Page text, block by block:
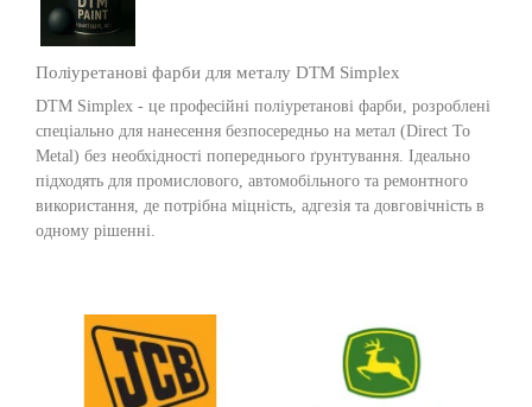
Поліуретанові фарби для металу DTM Simplex
DTM Simplex - це професійні поліуретанові фарби, розроблені
спеціально для нанесення безпосередньо на метал (Direct To
Metal) без необхідності попереднього ґрунтування. Ідеально
підходять для промислового, автомобільного та ремонтного
використання, де потрібна міцність, адгезія та довговічність в
одному рішенні.